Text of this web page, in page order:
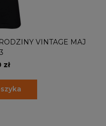
VINTAGE MAJ
zł